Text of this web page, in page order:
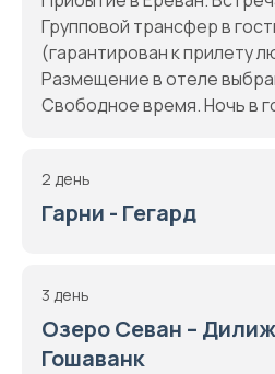
Групповой трансфер в
(гарантирован к прилету
Размещение в отеле
Свободное время. Ночь в
2 день
Гарни - Гегард
3 день
Озеро Севан –
Гошаванк